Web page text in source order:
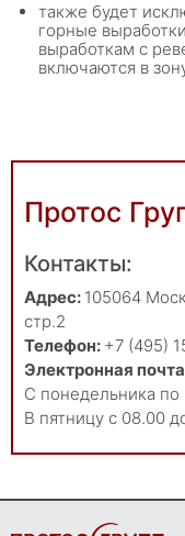
также будет
горные
выработкам с
включаются в
Протос
Контакты:
Адрес: 105064
стр.2
Телефон: +7 (495)
Электронная
С понедельника по
В пятницу с 08.00